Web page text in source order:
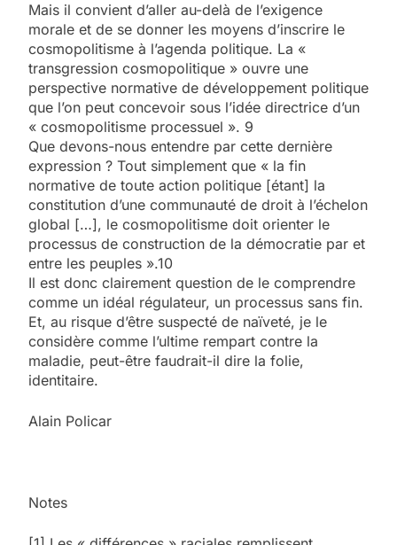
Mais il convient d’aller au-delà de l’exigence
morale et de se donner les moyens d’inscrire le
cosmopolitisme à l’agenda politique. La «
transgression cosmopolitique » ouvre une
perspective normative de développement politique
que l’on peut concevoir sous l’idée directrice d’un
« cosmopolitisme processuel ». 9
Que devons-nous entendre par cette dernière
expression ? Tout simplement que « la fin
normative de toute action politique [étant] la
constitution d’une communauté de droit à l’échelon
global […], le cosmopolitisme doit orienter le
processus de construction de la démocratie par et
entre les peuples ».10
Il est donc clairement question de le comprendre
comme un idéal régulateur, un processus sans fin.
Et, au risque d’être suspecté de naïveté, je le
considère comme l’ultime rempart contre la
maladie, peut-être faudrait-il dire la folie,
identitaire.
Alain Policar
Notes